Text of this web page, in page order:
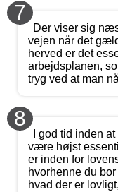
7
Der viser sig
vejen når det
herved er det
arbejdsplanen,
tryg ved at man
8
I god tid inden
være højst
er inden for
hvorhenne du
hvad der er